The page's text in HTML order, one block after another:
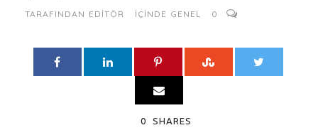
TARAFINDAN EDITÖR IÇINDE GENEL 0
0 SHARES